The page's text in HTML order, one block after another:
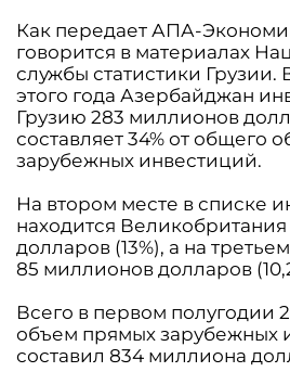
Как передает АПА-
говорится в материалах
службы статистики
этого года Азербайджан
Грузию 283 миллионов
составляет 34% от общего
зарубежных инвестиций.
На втором месте в списке
находится
долларов (13%), а на
85 миллионов долларов
Всего в первом полугодии
объем прямых зарубежных
составил 834 миллиона